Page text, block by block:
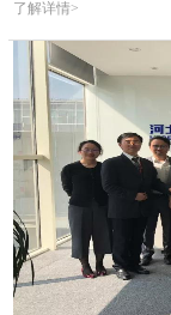
了解详情>